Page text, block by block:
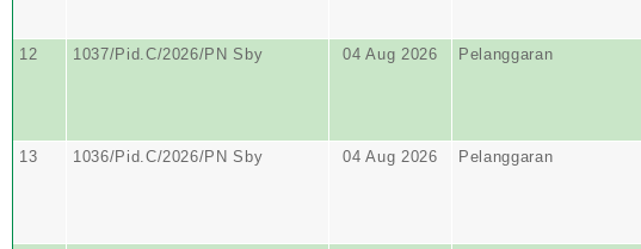
12 1037/Pid.C/2026/PN Sby 04 Aug 2026 Pelanggaran
13 1036/Pid.C/2026/PN Sby 04 Aug 2026 Pelanggaran